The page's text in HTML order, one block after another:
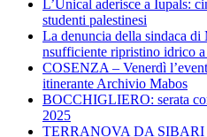
L’Unical aderisce a Iupals:
studenti palestinesi
La denuncia della sindaca
nsufficiente ripristino idrico
COSENZA – Venerdì
itinerante Archivio Mabos
BOCCHIGLIERO: serata
2025
TERRANOVA DA SIBARI